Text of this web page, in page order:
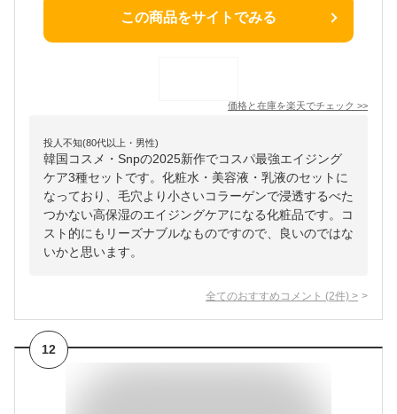
この商品をサイトでみる
価格と在庫を楽天でチェック >>
投人不知(80代以上・男性)
韓国コスメ・Snpの2025新作でコスパ最強エイジング
ケア3種セットです。化粧水・美容液・乳液のセットに
なっており、毛穴より小さいコラーゲンで浸透するべた
つかない高保湿のエイジングケアになる化粧品です。コ
スト的にもリーズナブルなものですので、良いのではな
いかと思います。
全てのおすすめコメント (2件) >
12